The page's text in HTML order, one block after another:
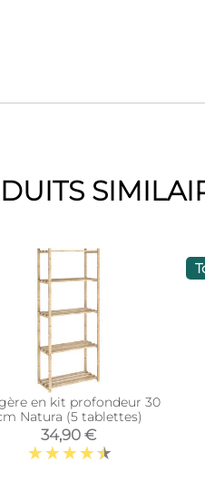
en kit profondeur 30
Natura (5 tablettes)
34,90 €